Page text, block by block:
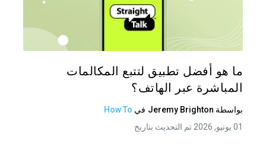
شارك
ما هو أفضل تطبيق لتتبع المكالمات
المباشرة عبر الهاتف؟
بواسطة Jeremy Brighton في How To
01 يونيو, 2026 تم التحديث بتاريخ